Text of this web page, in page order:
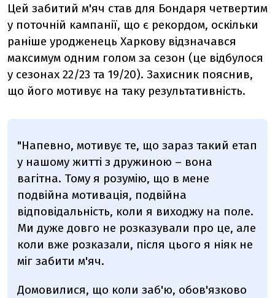
Цей забитий м'яч став для Бондаря четвертим
у поточній кампанії, що є рекордом, оскільки
раніше уродженець Харкову відзначався
максимум одним голом за сезон (це відбулося
у сезонах 22/23 та 19/20). Захисник пояснив,
що його мотивує на таку результативність.
"Напевно, мотивує те, що зараз такий етап
у нашому житті з дружиною – вона
вагітна. Тому я розумію, що в мене
подвійна мотивація, подвійна
відповідальність, коли я виходжу на поле.
Ми дуже довго не розказували про це, але
коли вже розказали, після цього я ніяк не
міг забити м'яч.
Домовилися, що коли заб'ю, обов'язково